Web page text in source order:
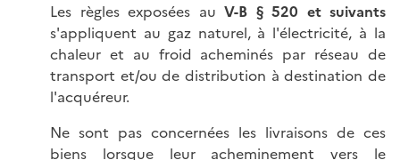
Les règles exposées au V-B § 520 et suivants
s'appliquent au gaz naturel, à l'électricité, à la
chaleur et au froid acheminés par réseau de
transport et/ou de distribution à destination de
l'acquéreur.
Ne sont pas concernées les livraisons de ces
biens lorsque leur acheminement vers le